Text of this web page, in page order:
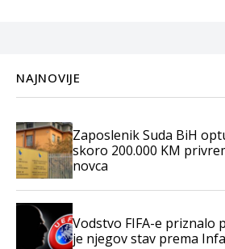
NAJNOVIJE
Zaposlenik Suda BiH
skoro 200.000 KM
novca
Vodstvo FIFA-e priznalo
je njegov stav prema